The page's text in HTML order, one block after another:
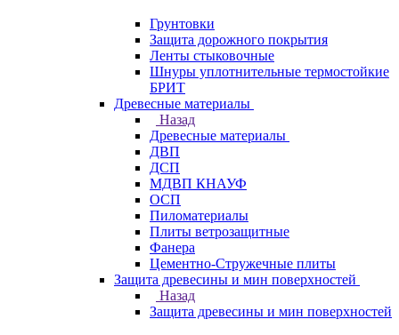
Грунтовки
Защита дорожного покрытия
Ленты стыковочные
Шнуры уплотнительные термостойкие
БРИТ
Древесные материалы
Назад
Древесные материалы
ДВП
ДСП
МДВП КНАУФ
ОСП
Пиломатериалы
Плиты ветрозащитные
Фанера
Цементно-Стружечные плиты
Защита древесины и мин поверхностей
Назад
Защита древесины и мин поверхностей